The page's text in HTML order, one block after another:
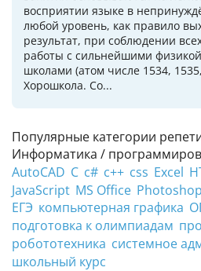
Популярные категории
Информатика /
AutoCAD C c# c++ css Excel
JavaScript MS Office Photoshop
ЕГЭ компьютерная графика
подготовка к олимпиадам
робототехника системное
школьный курс
восприятии языке в
любой уровень, как правило
результат, при соблюдении
работы с сильнейшими
школами (атом числе 1534,
Хорошкола. Со...